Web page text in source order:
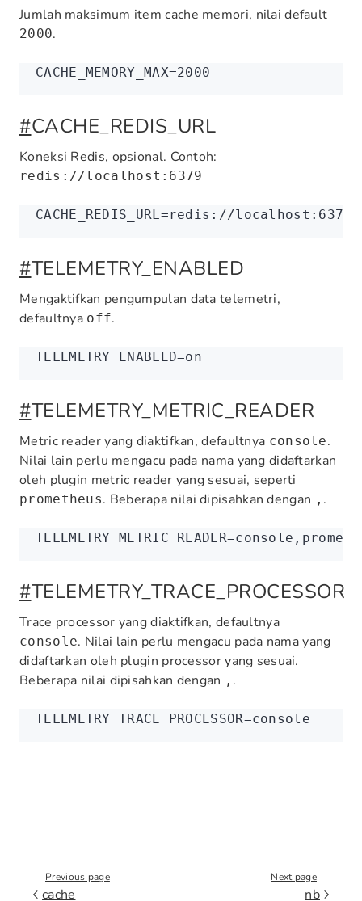
Jumlah maksimum item cache memori, nilai default
2000.
CACHE_MEMORY_MAX=2000
#CACHE_REDIS_URL
Koneksi Redis, opsional. Contoh:
redis://localhost:6379
CACHE_REDIS_URL=redis://localhost:6379
#TELEMETRY_ENABLED
Mengaktifkan pengumpulan data telemetri,
defaultnya off.
TELEMETRY_ENABLED=on
#TELEMETRY_METRIC_READER
Metric reader yang diaktifkan, defaultnya console.
Nilai lain perlu mengacu pada nama yang didaftarkan
oleh plugin metric reader yang sesuai, seperti
prometheus. Beberapa nilai dipisahkan dengan , .
TELEMETRY_METRIC_READER=
#TELEMETRY_TRACE_PROCESSOR
Trace processor yang diaktifkan, defaultnya
console. Nilai lain perlu mengacu pada nama yang
didaftarkan oleh plugin processor yang sesuai.
Beberapa nilai dipisahkan dengan , .
TELEMETRY_TRACE_PROCESSOR=console
Previous page
cache
Next page
nb